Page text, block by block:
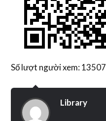
Số lượt người xem: 13507
Library